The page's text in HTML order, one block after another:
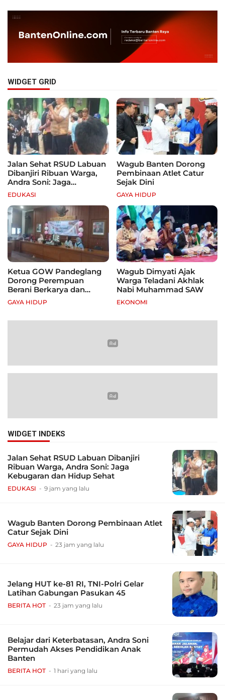
WIDGET GRID
Jalan Sehat RSUD Labuan
Dibanjiri Ribuan Warga,
Andra Soni: Jaga
Kebugaran dan Hidup
EDUKASI
Wagub Banten Dorong
Pembinaan Atlet Catur
Sejak Dini
GAYA HIDUP
Ketua GOW Pandeglang
Dorong Perempuan
Berani Berkarya dan
Mandiri
GAYA HIDUP
Wagub Dimyati Ajak
Warga Teladani Akhlak
Nabi Muhammad SAW
EKONOMI
WIDGET INDEKS
Jalan Sehat RSUD Labuan Dibanjiri
Ribuan Warga, Andra Soni: Jaga
Kebugaran dan Hidup Sehat
EDUKASI 9 jam yang lalu
Wagub Banten Dorong Pembinaan Atlet
Catur Sejak Dini
GAYA HIDUP 23 jam yang lalu
Jelang HUT ke-81 RI, TNI-Polri Gelar
Latihan Gabungan Pasukan 45
BERITA HOT 23 jam yang lalu
Belajar dari Keterbatasan, Andra Soni
Permudah Akses Pendidikan Anak
Banten
BERITA HOT 1 hari yang lalu